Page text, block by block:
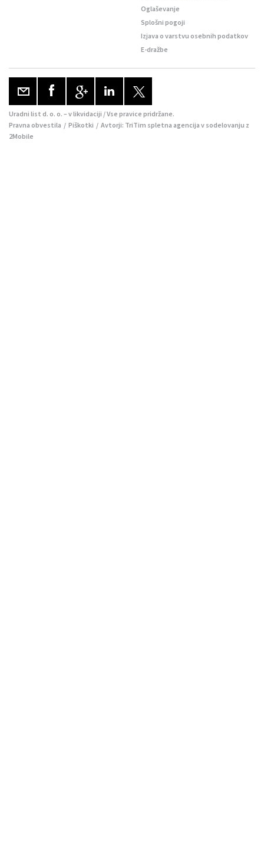
Oglaševanje
Splošni pogoji
Izjava o varstvu osebnih podatkov
E-dražbe
Uradni list d. o. o. – v likvidaciji / Vse pravice pridržane.
Pravna obvestila / Piškotki / Avtorji: TriTim spletna agencija v sodelovanju z
2Mobile